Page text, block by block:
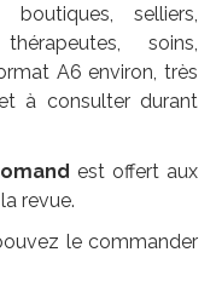
selliers,
soins,
A6 environ, très
à consulter durant
est offert aux
revue.
le commander